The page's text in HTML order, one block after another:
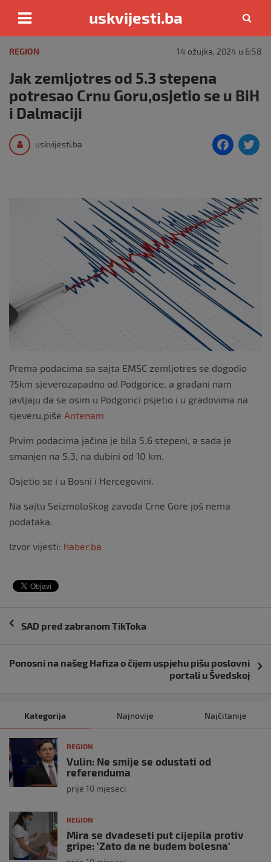
content
uskvijesti.ba
REGION 14 ožujka, 2024 u 6:58
Jak zemljotres od 5.3 stepena
potresao Crnu Goru,osjetio se u BiH
i Dalmaciji
uskvijesti.ba
F
e
b
k
Prema podacima sa sajta EMSC zemljotres se dogodio
75km sjeverozapadno od Podgorice, a građani nam
javljaju da se osim u Podgorici psjetio i u gradovima na
sjeveru,piše Antenam
Prvim podacima jačina je bila 5.6 stepeni, a sada je
smanjen na 5.3, na dubini od 10 km.
Osjetio se i u Bosni i Hercegovini.
Na sajtu Seizmološkog zavoda Crne Gore još nema
podataka.
Izvor vijesti: haber.ba
Navigacija
objava
SAD pred zabranom TikToka
Ponosni na našeg Hafiza o čijem uspjehu pišu poslovni
portali u Švedskoj
Kategorija Najnovije Najčitanije
REGION
Vulin: Ne smije se odustati od
referenduma
prije 10 mjeseci
REGION
Mira se dvadeseti put cijepila protiv
gripe: ‘Zato da ne budem bolesna’